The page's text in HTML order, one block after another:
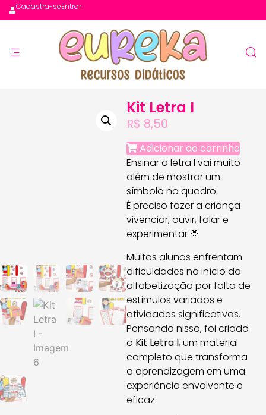
Cadastra-seEntrar
Kit Letra I
R$ 8,50
Adicionar ao carrinho
Ensinar a letra I vai muito
além de mostrar um
símbolo no quadro.
É preciso fazer a criança
vivenciar, ouvir, falar e
experimentar 💛
Muitos alunos enfrentam
dificuldades no início da
alfabetização por falta de
estímulos variados e
atividades significativas.
Pensando nisso, foi criado
o Kit Letra I, um material
completo que transforma
a aprendizagem em uma
experiência envolvente e
eficaz.